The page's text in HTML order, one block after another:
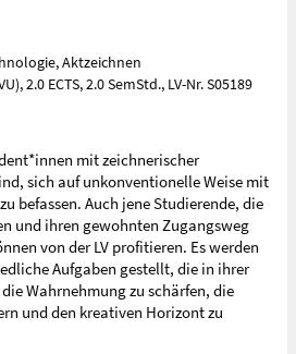
Aktzeichnen
2.0 ECTS, 2.0 SemStd., LV-Nr. S05189
mit zeichnerischer
sich auf unkonventionelle Weise mit
befassen. Auch jene Studierende, die
und ihren gewohnten Zugangsweg
von der LV profitieren. Es werden
Aufgaben gestellt, die in ihrer
Wahrnehmung zu schärfen, die
und den kreativen Horizont zu